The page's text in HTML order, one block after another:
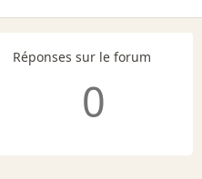
Réponses sur le forum
0